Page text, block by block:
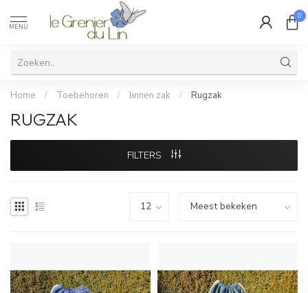
MENU
0
Home / Toebehoren / linnen zak / Rugzak
RUGZAK
FILTERS